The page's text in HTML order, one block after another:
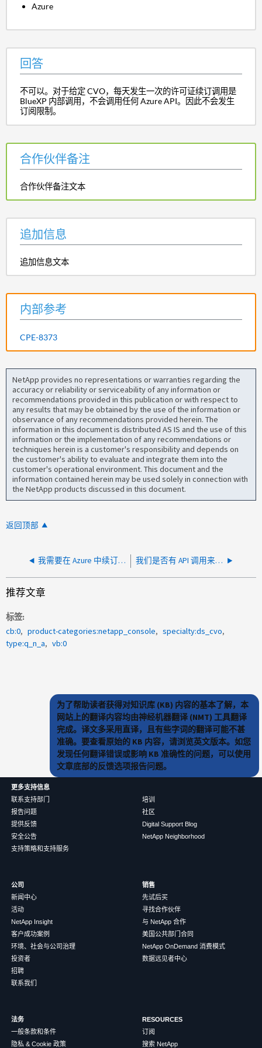
Azure
回答
不可以。对于给定 CVO，每天发生一次的许可证续订调用是
BlueXP 内部调用，不会调用任何 Azure API。因此不会发生
订阅限制。
合作伙伴备注
合作伙伴备注文本
追加信息
追加信息文本
内部参考
CPE-8373
NetApp provides no representations or warranties regarding the
accuracy or reliability or serviceability of any information or
recommendations provided in this publication or with respect to
any results that may be obtained by the use of the information or
observance of any recommendations provided herein. The
information in this document is distributed AS IS and the use of this
information or the implementation of any recommendations or
techniques herein is a customer's responsibility and depends on
the customer's ability to evaluate and integrate them into the
customer's operational environment. This document and the
information contained herein may be used solely in connection with
the NetApp products discussed in this document.
返回顶部
我需要在 Azure 中续订过期的密钥吗？ 我们是否有 API 调用来获取有关 BlueXP Tiering 的详细信息？
推荐文章
标签
cb:0
product-categories:netapp_console
specialty:ds_cvo
type:q_n_a
vb:0
为了帮助读者获得对知识库 (KB) 内容的基本了解，本
网站上的翻译内容均由神经机器翻译 (NMT) 工具翻译
完成。译文多采用直译，且有些字词的翻译可能不甚
准确。要查看原始的 KB 内容，请浏览英文版本。如您
发现任何翻译错误或影响 KB 准确性的问题，可以使用
文章底部的反馈选项报告问题。
更多支持信息
联系支持部门
报告问题
提供反馈
安全公告
支持策略和支持服务
培训
社区
Digital Support Blog
NetApp Neighborhood
公司
新闻中心
活动
NetApp Insight
客户成功案例
环境、社会与公司治理
投资者
招聘
联系我们
销售
先试后买
寻找合作伙伴
与 NetApp 合作
美国公共部门合同
NetApp OnDemand 消费模式
数据远见者中心
法务
一般条款和条件
隐私 & Cookie 政策
RESOURCES
订阅
搜索 NetApp